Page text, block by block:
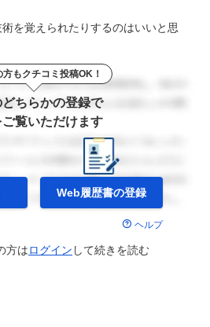
を覚えられたりするのはいいと思
方もクチコミ投稿OK！
どちらかの登録で
覧いただけます
Web履歴書の登録
ヘルプ
方はログイン して続きを読む